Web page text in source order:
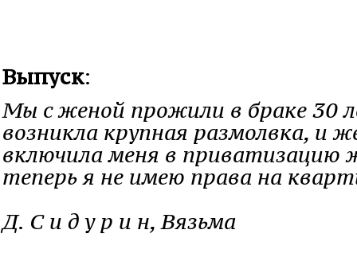
Выпуск:
Мы с женой прожили в браке 30
возникла крупная размолвка, и
включила меня в приватизацию
теперь я не имею права на
Д. С и д у р и н, Вязьма